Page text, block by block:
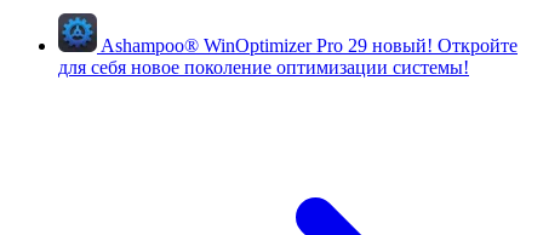
Ashampoo® WinOptimizer Pro 29 новый! Откройте
для себя новое поколение оптимизации системы!